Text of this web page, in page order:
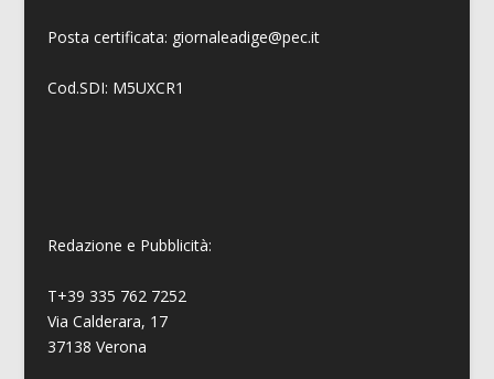
Posta certificata: giornaleadige@pec.it
Cod.SDI: M5UXCR1
Redazione e Pubblicità:
T+39 335 762 7252
Via Calderara, 17
37138 Verona